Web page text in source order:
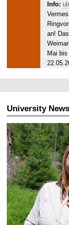
1
5
.
0
5
.
4
Info:
an!
Mai
University News